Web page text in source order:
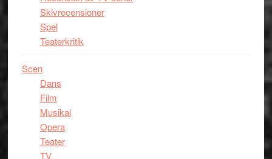
Skivrecensioner
Spel
Teaterkritik
Scen
Dans
Film
Musikal
Opera
Teater
TV